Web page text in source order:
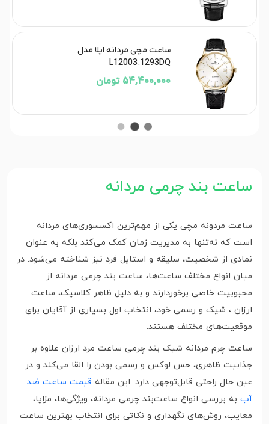
ساعت مچی مردانه اپلا مدل
L12003.1293DQ
54,400,000 تومان
ساعت بند چرمی مردانه
ساعت مردونه مچی یکی از مهم‌ترین اکسسوری‌های مردانه
است که نه‌تنها به مدیریت زمان کمک می‌کند بلکه به عنوان
نمادی از شخصیت، سلیقه و استایل فرد نیز شناخته می‌شود. در
میان انواع مختلف ساعت‌ها، ساعت‌ بند چرمی مردانه از
محبوبیت خاصی برخوردارند و به دلیل ظاهر کلاسیک، ساعت
ارزان ، شیک و رسمی خود، انتخاب اول بسیاری از آقایان برای
موقعیت‌های مختلف هستند.
ساعت چرم مردانه شیک بند چرمی ساعت مرد ارزان علاوه بر
جذابیت ظاهری، حس لوکس و رسمی بودن را القا می‌کند و در
عین حال راحتی قابل‌توجهی دارد. این مقاله قیمت ساعت ضد
آب به بررسی انواع ساعت‌بند چرمی مردانه، ویژگی‌ها، مزایا،
معایب، روش‌های نگهداری و نکاتی برای انتخاب بهترین ساعت